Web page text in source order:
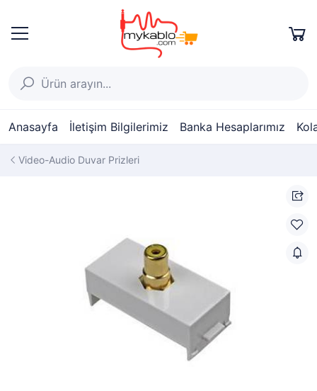
Anasayfa İletişim Bilgilerimiz Banka Hesaplarımız
Video-Audio Duvar Prizleri